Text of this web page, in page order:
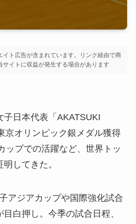
ト広告が含まれています。リンク経由で商
サイトに収益が発生する場合があります
子日本代表「AKATSUKI
京オリンピック銀メダル獲得
ップでの活躍など、世界トッ
してきた。
アジアカップや国際強化試合
白押し。今季の試合日程、